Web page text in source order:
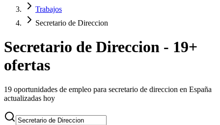
Trabajos
Secretario de Direccion
Secretario de Direccion - 19+
ofertas
19 oportunidades de empleo para secretario de direccion en España
actualizadas hoy